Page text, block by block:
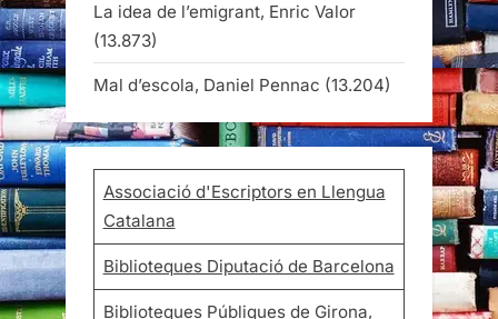
La idea de l’emigrant, Enric Valor
(13.873)
Mal d’escola, Daniel Pennac (13.204)
Associació d'Escriptors en Llengua
Catalana
Biblioteques Diputació de Barcelona
Biblioteques Públiques de Girona,